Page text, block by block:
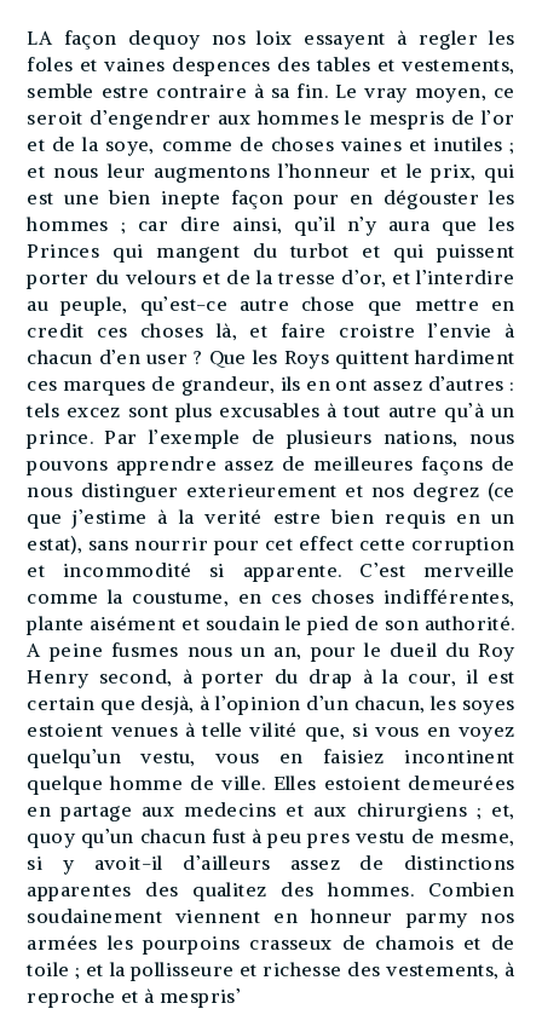
LA façon dequoy nos loix essayent à regler les
foles et vaines despences des tables et vestements,
semble estre contraire à sa fin. Le vray moyen, ce
seroit d’engendrer aux hommes le mespris de l’or
et de la soye, comme de choses vaines et inutiles ;
et nous leur augmentons l’honneur et le prix, qui
est une bien inepte façon pour en dégouster les
hommes ; car dire ainsi, qu’il n’y aura que les
Princes qui mangent du turbot et qui puissent
porter du velours et de la tresse d’or, et l’interdire
au peuple, qu’est-ce autre chose que mettre en
credit ces choses là, et faire croistre l’envie à
chacun d’en user ? Que les Roys quittent hardiment
ces marques de grandeur, ils en ont assez d’autres :
tels excez sont plus excusables à tout autre qu’à un
prince. Par l’exemple de plusieurs nations, nous
pouvons apprendre assez de meilleures façons de
nous distinguer exterieurement et nos degrez (ce
que j’estime à la verité estre bien requis en un
estat), sans nourrir pour cet effect cette corruption
et incommodité si apparente. C’est merveille
comme la coustume, en ces choses indifférentes,
plante aisément et soudain le pied de son authorité.
A peine fusmes nous un an, pour le dueil du Roy
Henry second, à porter du drap à la cour, il est
certain que desjà, à l’opinion d’un chacun, les soyes
estoient venues à telle vilité que, si vous en voyez
quelqu’un vestu, vous en faisiez incontinent
quelque homme de ville. Elles estoient demeurées
en partage aux medecins et aux chirurgiens ; et,
quoy qu’un chacun fust à peu pres vestu de mesme,
si y avoit-il d’ailleurs assez de distinctions
apparentes des qualitez des hommes. Combien
soudainement viennent en honneur parmy nos
armées les pourpoins crasseux de chamois et de
toile ; et la pollisseure et richesse des vestements, à
reproche et à mespris’